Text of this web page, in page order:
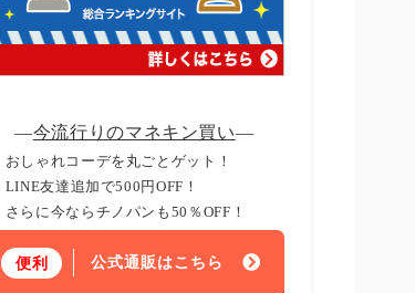
―今流行りのマネキン買い―
おしゃれコーデを丸ごとゲット！
LINE友達追加で500円OFF！
さらに今ならチノパンも50％OFF！
便利 公式通販はこちら